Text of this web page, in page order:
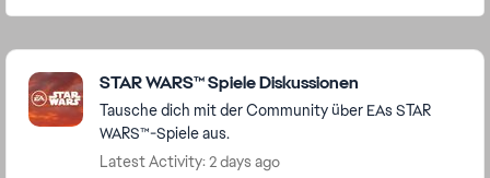
Featured Places
STAR WARS™ Spiele Diskussionen
Tausche dich mit der Community über EAs STAR
WARS™-Spiele aus.
Latest Activity: 2 days ago